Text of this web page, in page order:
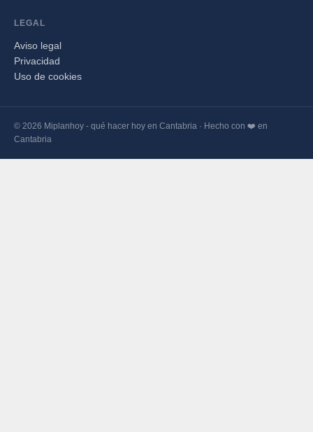
LEGAL
Aviso legal
Privacidad
Uso de cookies
© 2026 Miplanhoy - qué hacer hoy en Cantabria · Hecho con ❤️ en
Cantabria